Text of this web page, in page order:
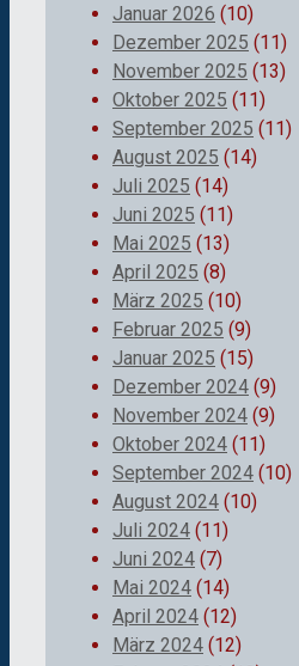
Januar 2026 (10)
Dezember 2025 (11)
November 2025 (13)
Oktober 2025 (11)
September 2025 (11)
August 2025 (14)
Juli 2025 (14)
Juni 2025 (11)
Mai 2025 (13)
April 2025 (8)
März 2025 (10)
Februar 2025 (9)
Januar 2025 (15)
Dezember 2024 (9)
November 2024 (9)
Oktober 2024 (11)
September 2024 (10)
August 2024 (10)
Juli 2024 (11)
Juni 2024 (7)
Mai 2024 (14)
April 2024 (12)
März 2024 (12)